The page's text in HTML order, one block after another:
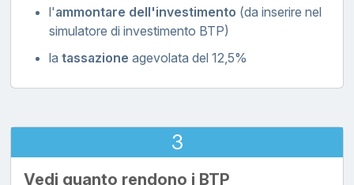
l'ammontare dell'investimento (da inserire nel
simulatore di investimento BTP)
la tassazione agevolata del 12,5%
3
Vedi quanto rendono i BTP